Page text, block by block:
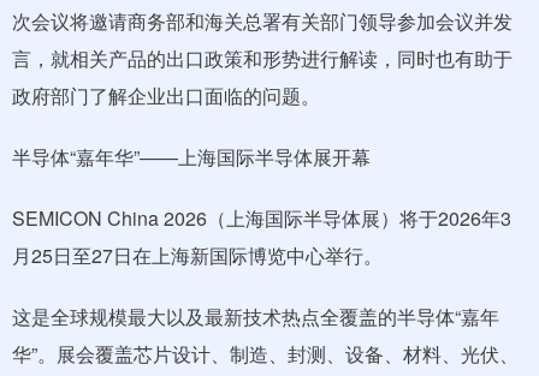
次会议将邀请商务部和海关总署有关部门领导参加会议并发
言，就相关产品的出口政策和形势进行解读，同时也有助于
政府部门了解企业出口面临的问题。
半导体“嘉年华”——上海国际半导体展开幕
SEMICON China 2026（上海国际半导体展）将于2026年3
月25日至27日在上海新国际博览中心举行。
这是全球规模最大以及最新技术热点全覆盖的半导体“嘉年
华”。展会覆盖芯片设计、制造、封测、设备、材料、光伏、